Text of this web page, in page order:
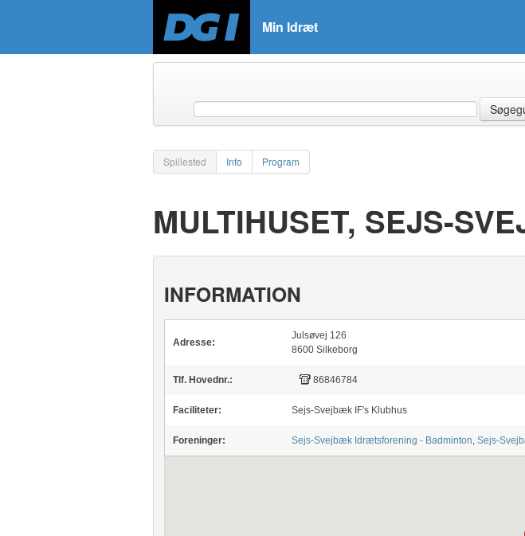
Min Idræt
Spillested Info Program
MULTIHUSET, SEJS-
INFORMATION
Adresse:
Julsøvej 126
8600 Silkeborg
Tlf. Hovednr.: 86846784
Faciliteter: Sejs-Svejbæk IF's Klubhus
Foreninger: Sejs-Svejbæk Idrætsforening - Badminton, Sejs-